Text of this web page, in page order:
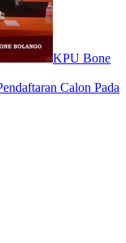
KPU Bone
Calon Pada